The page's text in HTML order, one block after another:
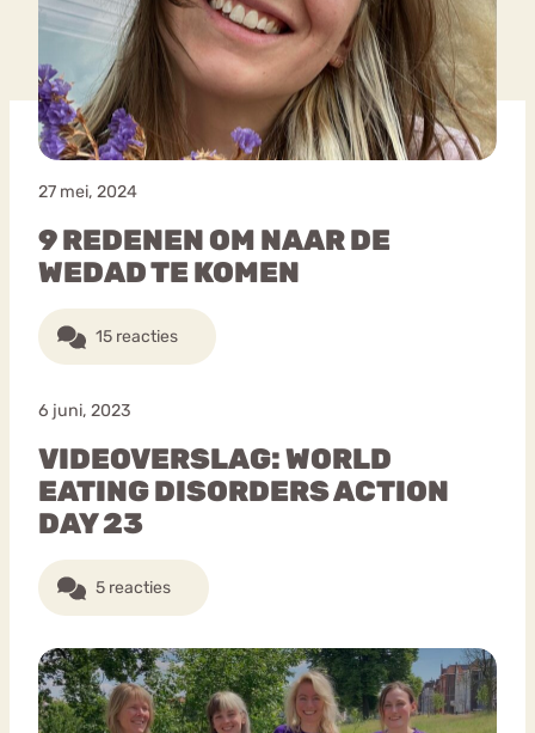
27 mei, 2024
9 REDENEN OM NAAR DE
WEDAD TE KOMEN
15 reacties
6 juni, 2023
VIDEOVERSLAG: WORLD
EATING DISORDERS ACTION
DAY 23
5 reacties
Chat
Forum
Bouli
mia
Nerv
osa
Eetstoornis Anorexia Nervosa
Orthorexia
Afvallen Angst